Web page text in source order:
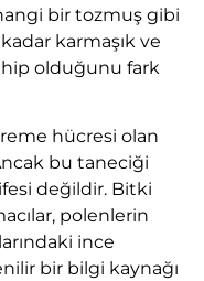
bir tozmuş gibi
karmaşık ve
olduğunu fark
hücresi olan
bu taneciği
değildir. Bitki
polenlerin
ince
bir bilgi kaynağı